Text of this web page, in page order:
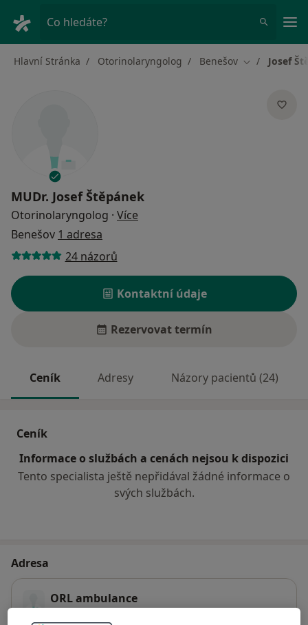
Co hledáte?
Hlavní Stránka Otorinolaryngolog Benešov Změna města
Josef
MUDr. Josef Štěpánek
Otorinolaryngolog · Více
Benešov 1 adresa
24 názorů
Kontaktní údaje
Rezervovat termín
Ceník Adresy Názory pacientů (24)
Ceník
Informace o službách a cenách nejsou k dispozici
Tento specialista ještě nepřidával žádné informace o
svých službách.
Adresa
ORL ambulance